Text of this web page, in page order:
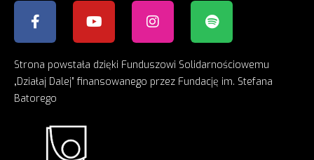
Strona powstała dzięki Funduszowi Solidarnościowemu
„Działaj Dalej” finansowanego przez Fundację im. Stefana
Batorego